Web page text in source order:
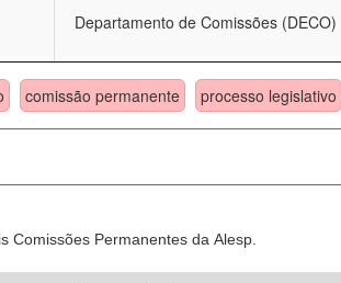
Departamento de Comissões (DECO)
comissão permanente processo legislativo
Comissões Permanentes da Alesp.